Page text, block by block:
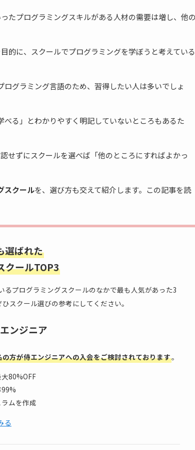
ったプログラミングスキルがある人材の需要は増し、他
的に、スクールでプログラミングを学ぼうと考えている
グラミング言語のため、習得したい人は多いでしょ
る」とわかりやすく明記していないところもあるた
せずにスクールを選べば「他のところにすればよかっ
スクールを、選び方も交えて紹介します。この記事を読
選ばれた
クールTOP3
プログラミングスクールのなかで最も人気があった3
スクール選びの参考にしてください。
ンジニア
方が侍エンジニアへの入会をご検討されております。
80%OFF
ムを作成
る